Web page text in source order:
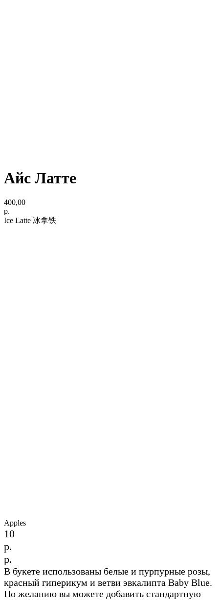
Айс Латте
400,00
р.
Ice Latte 冰拿铁
Apples
10
р.
р.
В букете использованы белые и пурпурные розы,
красный гиперикум и ветви эвкалипта Baby Blue.
По желанию вы можете добавить стандартную